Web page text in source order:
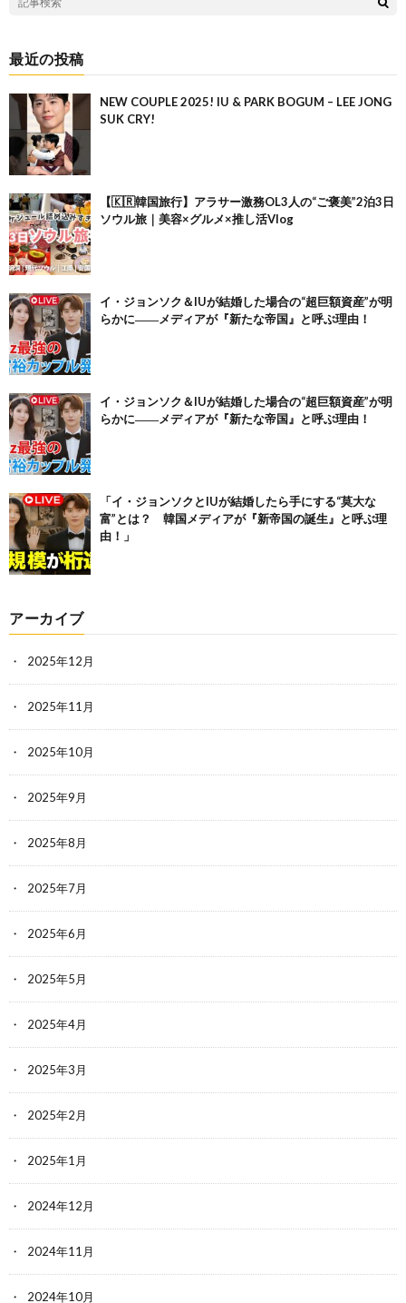
最近の投稿
NEW COUPLE 2025! IU & PARK BOGUM – LEE JONG
SUK CRY!
【🇰🇷韓国旅行】アラサー激務OL3人の“ご褒美”2泊3日
ソウル旅｜美容×グルメ×推し活Vlog
イ・ジョンソク＆IUが結婚した場合の“超巨額資産”が明
らかに――メディアが『新たな帝国』と呼ぶ理由！
イ・ジョンソク＆IUが結婚した場合の“超巨額資産”が明
らかに――メディアが『新たな帝国』と呼ぶ理由！
「イ・ジョンソクとIUが結婚したら手にする“莫大な
富”とは？ 韓国メディアが『新帝国の誕生』と呼ぶ理
由！」
アーカイブ
2025年12月
2025年11月
2025年10月
2025年9月
2025年8月
2025年7月
2025年6月
2025年5月
2025年4月
2025年3月
2025年2月
2025年1月
2024年12月
2024年11月
2024年10月